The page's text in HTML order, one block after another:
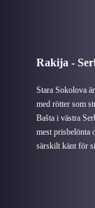
Rakija -
Stara Sokolova
med rötter som
Bašta i västra
mest prisbelönta
särskilt känt för